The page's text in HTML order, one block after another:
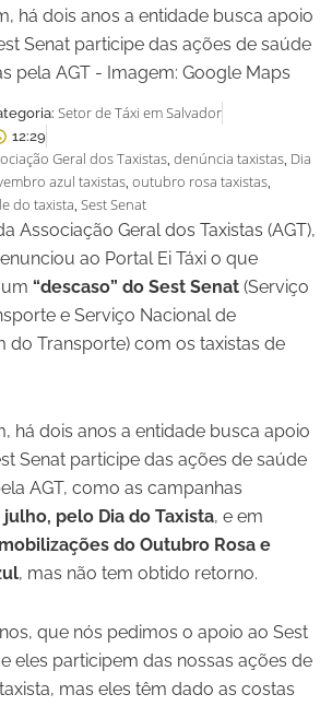
há dois anos a entidade busca apoio
Senat participe das ações de saúde
pela AGT - Imagem: Google Maps
Setor de Táxi em Salvador
12:29
Geral dos Taxistas,denúncia taxistas, Dia
azul taxistas,outubro rosa taxistas,
do taxista,Sest Senat
Associação Geral dos Taxistas (AGT),
ao Portal Ei Táxi o que
“descaso” do Sest Senat (Serviço
e Serviço Nacional de
do Transporte) com os taxistas de
há dois anos a entidade busca apoio
Senat participe das ações de saúde
AGT, como as campanhas
julho, pelo Dia do Taxista, e em
do Outubro Rosa e
, mas não tem obtido retorno.
que nós pedimos o apoio ao Sest
eles participem das nossas ações de
mas eles têm dado as costas